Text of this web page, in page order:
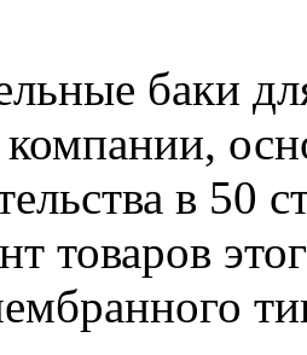
баки
компании,
в 50
товаров